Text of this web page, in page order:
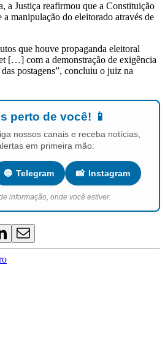
a Justiça reafirmou que a Constituição
manipulação do eleitorado através de
que houve propaganda eleitoral
[…] com a demonstração de exigência
postagens”, concluiu o juiz na
perto de você! 📱
nossos canais e receba notícias,
em primeira mão:
🔵 Telegram 📸 Instagram
informação, onde você estiver.